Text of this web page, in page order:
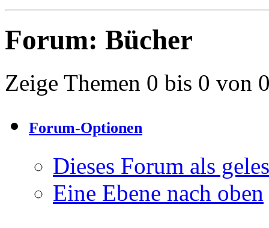
Forum: Bücher
Zeige Themen 0 bis 0 von
Forum-Optionen
Dieses Forum als
Eine Ebene nach oben